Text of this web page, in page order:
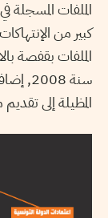
الملفات
كبير من
الملفات بقفصة
سنة
المظيلة إلى